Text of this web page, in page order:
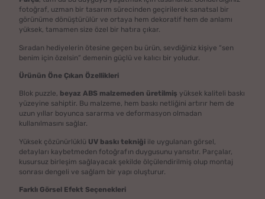
fotoğraf, uzman bir tasarım sürecinden geçirilerek sanatsal bir
görünüme dönüştürülür ve ortaya hem dekoratif hem de anlamı
yüksek, tamamen size özel bir hatıra çıkar.
Sıradan hediyelerin ötesine geçen bu ürün, sevdiğiniz kişiye “sen
benim için özelsin” demenin güçlü ve kalıcı bir yoludur.
Ürünün Öne Çıkan Özellikleri
Blok puzzle, beyaz ABS malzemeden üretilmiş yüksek kaliteli baskı
yüzeyine sahiptir. Bu malzeme, hem baskı netliğini artırır hem de
uzun yıllar boyunca sararma ve deformasyon olmadan
kullanılmasını sağlar.
Yüksek çözünürlüklü UV baskı tekniği ile uygulanan görsel,
detayları kaybetmeden fotoğrafın duygusunu yansıtır. Parçalar,
kusursuz birleşim sağlayacak şekilde ölçülendirilmiş olup montaj
sonrası dengeli ve sağlam bir yapı oluşturur.
Farklı Görsel Efekt Seçenekleri